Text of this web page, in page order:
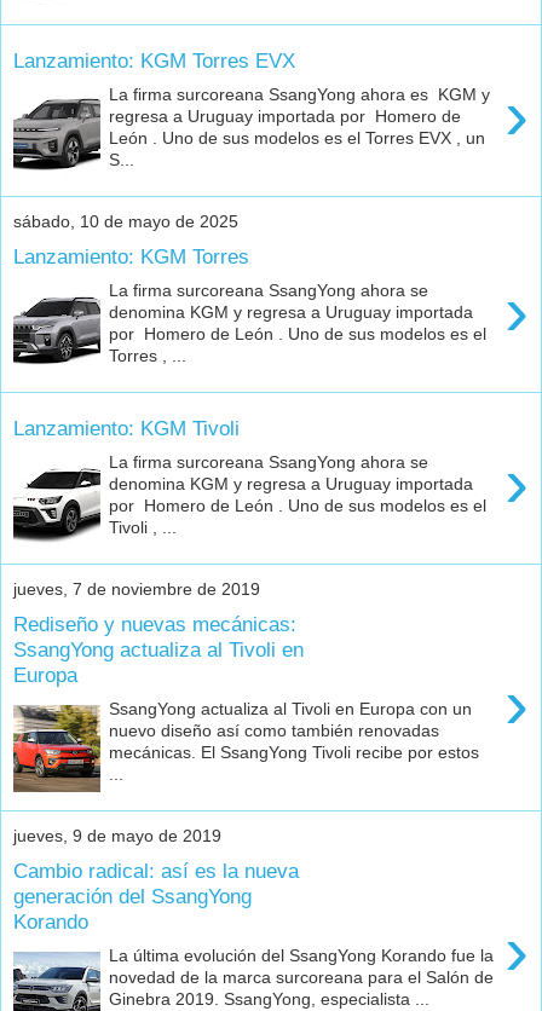
Lanzamiento: KGM Torres EVX
›
La firma surcoreana SsangYong ahora es KGM y
regresa a Uruguay importada por Homero de
León . Uno de sus modelos es el Torres EVX , un
S...
sábado, 10 de mayo de 2025
Lanzamiento: KGM Torres
›
La firma surcoreana SsangYong ahora se
denomina KGM y regresa a Uruguay importada
por Homero de León . Uno de sus modelos es el
Torres , ...
Lanzamiento: KGM Tivoli
›
La firma surcoreana SsangYong ahora se
denomina KGM y regresa a Uruguay importada
por Homero de León . Uno de sus modelos es el
Tivoli , ...
jueves, 7 de noviembre de 2019
Rediseño y nuevas mecánicas:
SsangYong actualiza al Tivoli en
Europa
›
SsangYong actualiza al Tivoli en Europa con un
nuevo diseño así como también renovadas
mecánicas. El SsangYong Tivoli recibe por estos
...
jueves, 9 de mayo de 2019
Cambio radical: así es la nueva
generación del SsangYong
Korando
›
La última evolución del SsangYong Korando fue la
novedad de la marca surcoreana para el Salón de
Ginebra 2019. SsangYong, especialista ...